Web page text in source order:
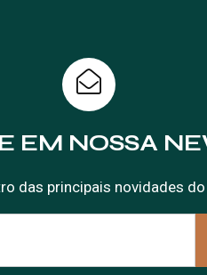
EM NOSSA
das principais novidades